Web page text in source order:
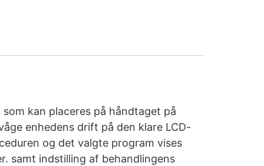
kan placeres på håndtaget på
enhedens drift på den klare LCD-
og det valgte program vises
samt indstilling af behandlingens